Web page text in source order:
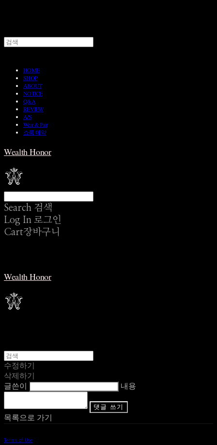
HOME
SHOP
ABOUT
NOTICE
Q&A
REVIEW
A/S
Wear & Pair
쇼룸 예약
Wealth Honor
Search 검색
Log In 로그인
Cart장바구니
Wealth Honor
수정하기
삭제하기
글쓴이
내용
댓글 쓰기
목록으로 가기
Terms of Use